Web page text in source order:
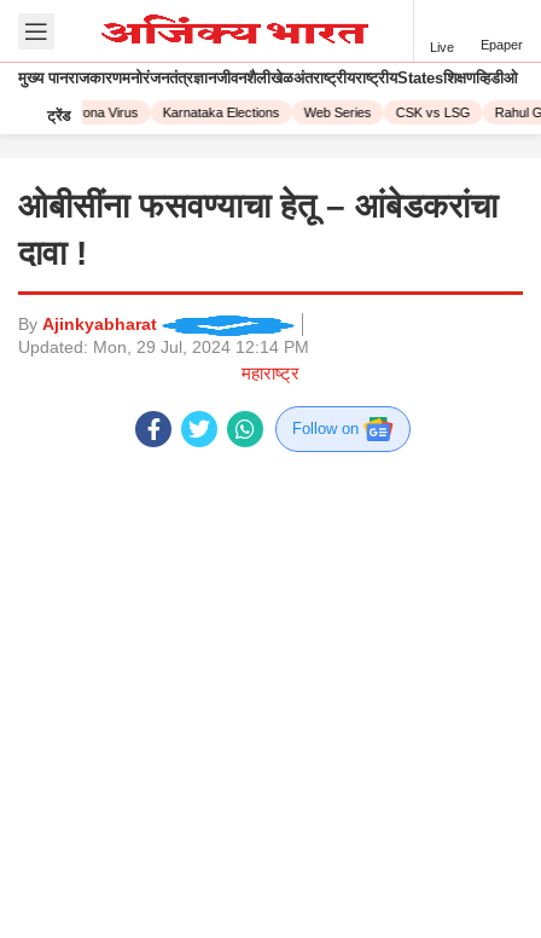
Live Epaper
मुख्य पानराजकारणमनोरंजनतंत्रज्ञानजीवनशैलीखेळअंतराष्ट्रीयराष्ट्रीयStatesशिक्षणव्हिडीओ
ट्रेंड
Corona Virus Karnataka Elections Web Series CSK vs LSG Rahul
ओबीसींना फसवण्याचा हेतू – आंबेडकरांचा
दावा !
By Ajinkyabharat
Updated: Mon, 29 Jul, 2024 12:14 PM
महाराष्ट्र
Follow on